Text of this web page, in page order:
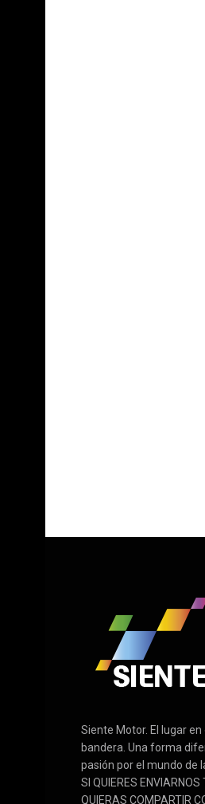
Siente Motor. El lugar
bandera. Una forma
pasión por el mundo de
SI QUIERES ENVIARNOS
QUIERAS COMPARTIR